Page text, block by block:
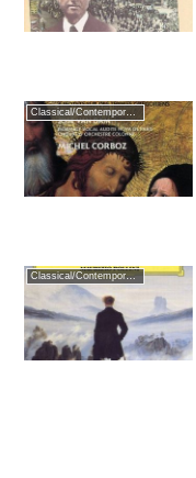
Classical/Contemporary